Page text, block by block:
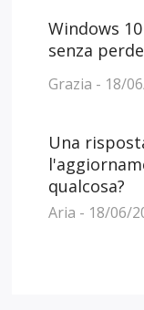
Windows
senza
Grazia - 18/
Una
qualcosa?
Aria - 18/06/